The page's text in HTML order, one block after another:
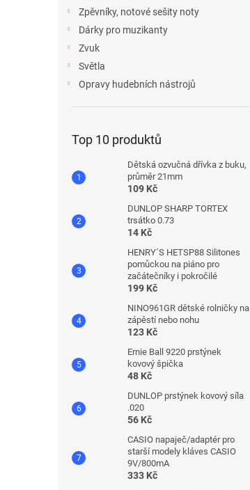
Zpěvníky, notové sešity noty
Dárky pro muzikanty
Zvuk
Světla
Opravy hudebních nástrojů
Top 10 produktů
Dětská ozvučná dřívka z buku,
průměr 21mm
109 Kč
DUNLOP SHARP TORTEX
trsátko 0.73
14 Kč
HENRY´S HETSP88 Silitones
pomůckou na piáno pro
začátečníky i pokročilé
199 Kč
NINO961GR dětské rolničky na
zápěstí nebo nohu
123 Kč
Ernie Ball 9220 prstýnek
kovový špička
48 Kč
DUNLOP prstýnek kovový síla
.020
56 Kč
CASIO napaječ/adaptér pro
starší modely kláves CASIO
9V/800mA
333 Kč